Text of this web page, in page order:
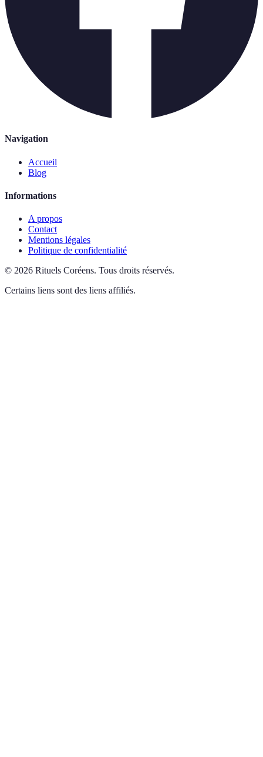
Navigation
Accueil
Blog
Informations
A propos
Contact
Mentions légales
Politique de confidentialité
© 2026 Rituels Coréens. Tous droits réservés.
Certains liens sont des liens affiliés.